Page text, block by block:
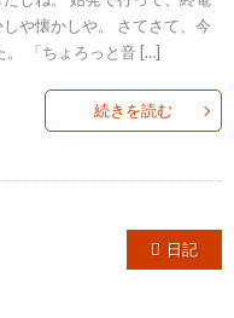
や懐かしや。 さてさて、今
。 「ちょろっと音 […]
続きを読む
日記